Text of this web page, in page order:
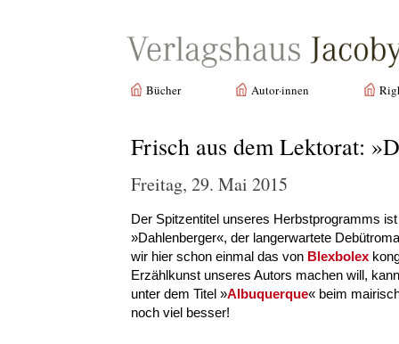
Bücher Autor·innen
Frisch aus dem Lektorat:
Freitag, 29. Mai 2015
Der Spitzentitel unseres Herbstprogramms
»Dahlenberger«, der langerwartete
wir hier schon einmal das von Blexbolex
Erzählkunst unseres Autors machen will,
unter dem Titel »Albuquerque« beim
noch viel besser!